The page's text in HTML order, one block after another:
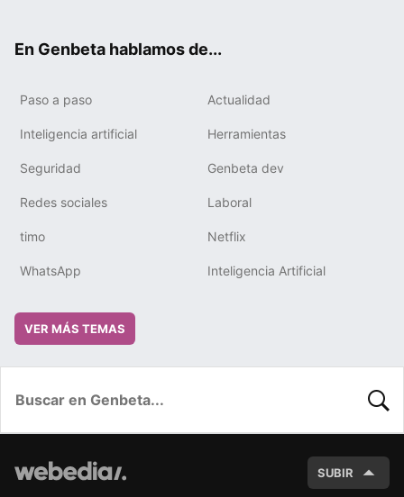
En Genbeta hablamos de...
Paso a paso Actualidad
Inteligencia artificial Herramientas
Seguridad Genbeta dev
Redes sociales Laboral
timo Netflix
WhatsApp Inteligencia Artificial
VER MÁS TEMAS
SUBIR